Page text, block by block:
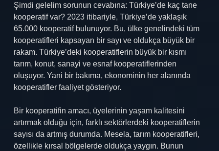
Şimdi gelelim sorunun cevabına: Türkiye’de kaç tane
kooperatif var? 2023 itibariyle, Türkiye’de yaklaşık
65.000 kooperatif bulunuyor. Bu, ülke genelindeki tüm
kooperatifleri kapsayan bir sayı ve oldukça büyük bir
rakam. Türkiye’deki kooperatiflerin büyük bir kısmı
tarım, konut, sanayi ve esnaf kooperatiflerinden
oluşuyor. Yani bir bakıma, ekonominin her alanında
kooperatifler faaliyet gösteriyor.
Bir kooperatifin amacı, üyelerinin yaşam kalitesini
artırmak olduğu için, farklı sektörlerdeki kooperatiflerin
sayısı da artmış durumda. Mesela, tarım kooperatifleri,
özellikle kırsal bölgelerde oldukça yaygın. Bunun